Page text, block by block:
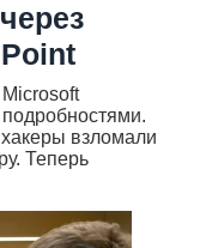
взломали
Теперь